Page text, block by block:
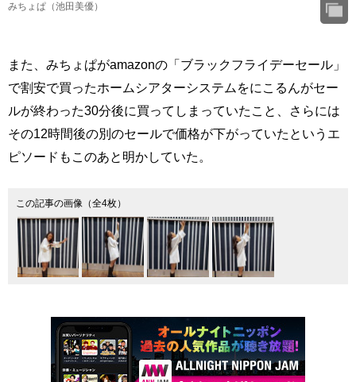
みちょぱ（池田美優）
また、みちょぱがamazonの「ブラックフライデーセール」
で割安で買ったホームシアターシステムをにこるんがセー
ルが終わった30分後に買ってしまっていたこと、さらには
その12時間後の別のセールで価格が下がっていたというエ
ピソードもこのあと明かしていた。
この記事の画像（全4枚）